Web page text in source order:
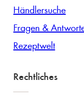
Händlersuche
Fragen &
Rezeptwelt
Rechtliches